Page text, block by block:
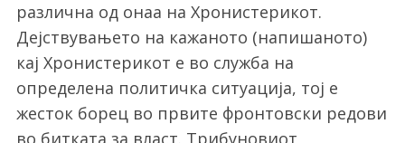
различна од онаа на Хронистерикот.
Дејствувањето на кажаното (напишаното)
кај Хронистерикот е во служба на
определена политичка ситуација, тој е
жесток борец во првите фронтовски редови